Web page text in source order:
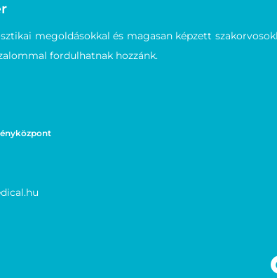
megoldásokkal és magasan képzett
fordulhatnak hozzánk.